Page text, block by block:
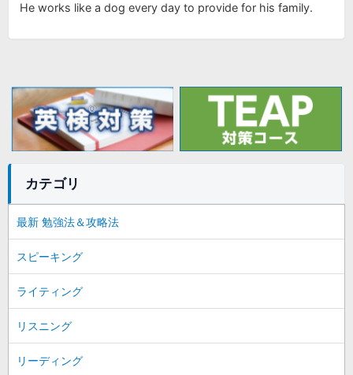
He works like a dog every day to provide for his family.
カテゴリ
最新 勉強法＆攻略法
スピーキング
ライティング
リスニング
リーディング